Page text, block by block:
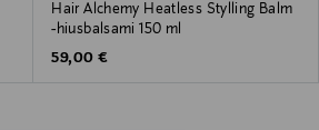
Hair Alchemy Heatless Stylling Balm
-hiusbalsami 150 ml
Original Price
59,00 €